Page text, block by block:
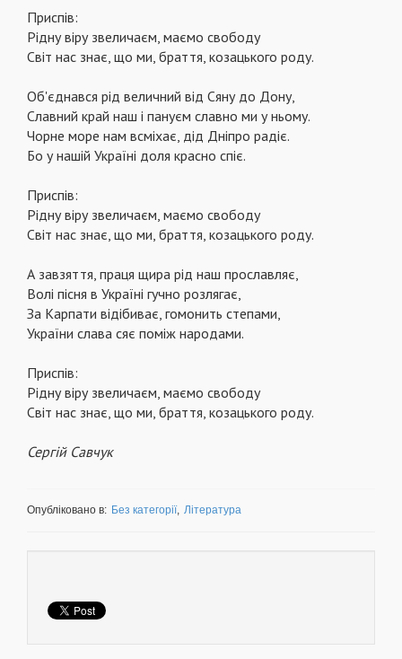
Приспів:
Рідну віру звеличаєм, маємо свободу
Світ нас знає, що ми, браття, козацького роду.
Об'єднався рід величний від Сяну до Дону,
Славний край наш і пануєм славно ми у ньому.
Чорне море нам всміхає, дід Дніпро радіє.
Бо у нашій Україні доля красно спіє.
Приспів:
Рідну віру звеличаєм, маємо свободу
Світ нас знає, що ми, браття, козацького роду.
А завзяття, праця щира рід наш прославляє,
Волі пісня в Україні гучно розлягає,
За Карпати відібиває, гомонить степами,
України слава сяє поміж народами.
Приспів:
Рідну віру звеличаєм, маємо свободу
Світ нас знає, що ми, браття, козацького роду.
Сергій Савчук
Опубліковано в: Без категорії, Література